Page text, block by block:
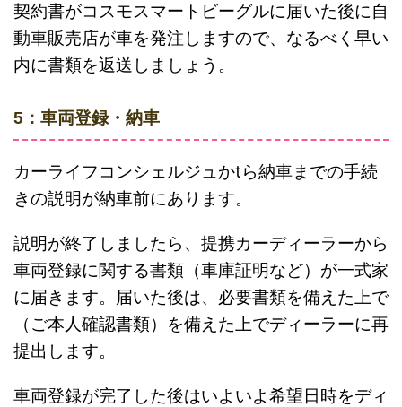
契約書がコスモスマートビーグルに届いた後に自
動車販売店が車を発注しますので、なるべく早い
内に書類を返送しましょう。
5：車両登録・納車
カーライフコンシェルジュかtら納車までの手続
きの説明が納車前にあります。
説明が終了しましたら、提携カーディーラーから
車両登録に関する書類（車庫証明など）が一式家
に届きます。届いた後は、必要書類を備えた上で
（ご本人確認書類）を備えた上でディーラーに再
提出します。
車両登録が完了した後はいよいよ希望日時をディ